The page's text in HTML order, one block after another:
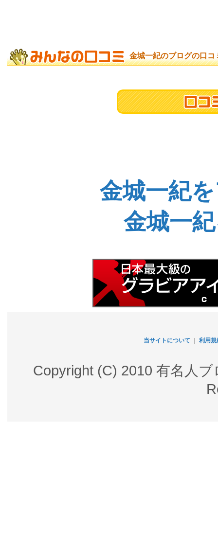
金城一紀のブログの口コ
金城一紀
金城一
当サイトについて 利用規
Copyright (C) 2010 有名人